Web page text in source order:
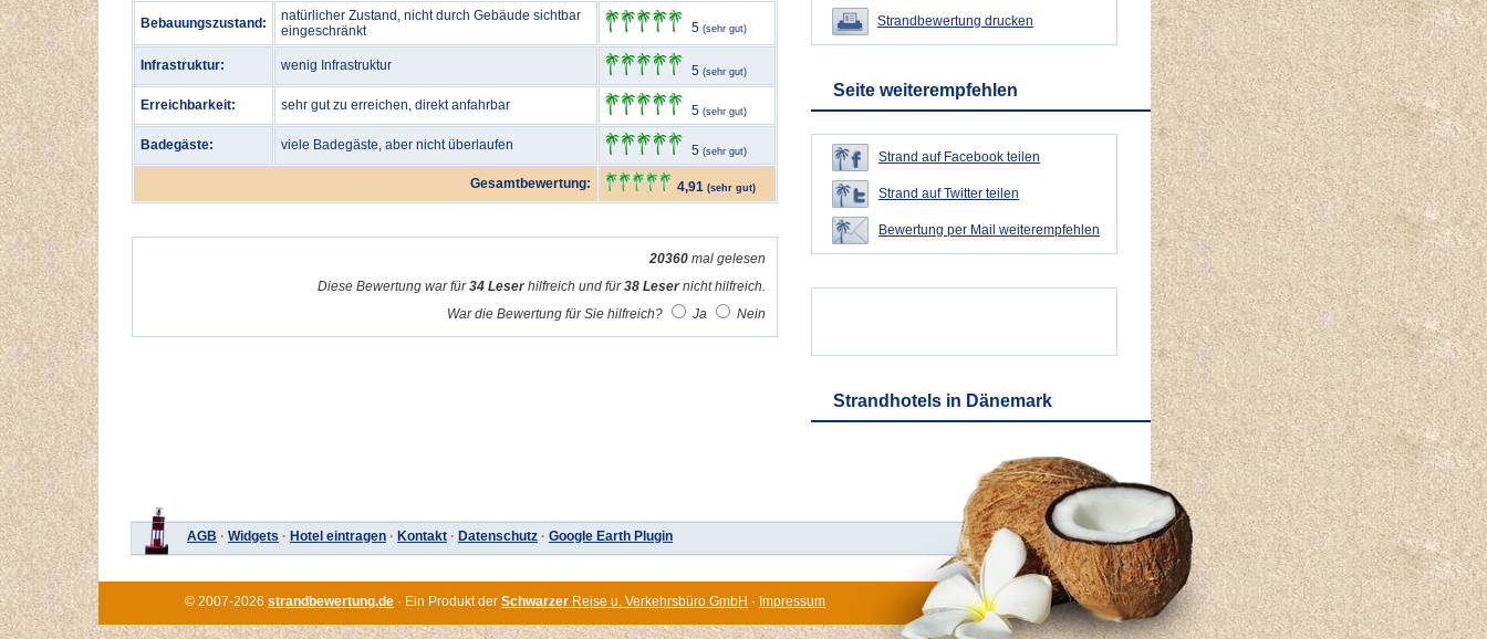
Bebauungszustand:
natürlicher Zustand, nicht durch Gebäude sichtbar
eingeschränkt
5 (sehr gut)
Infrastruktur: wenig Infrastruktur 5 (sehr gut)
Erreichbarkeit: sehr gut zu erreichen, direkt anfahrbar 5 (sehr gut)
Badegäste: viele Badegäste, aber nicht überlaufen 5 (sehr gut)
Gesamtbewertung: 4,91 (sehr gut)
20360 mal gelesen
Diese Bewertung war für34 Leserhilfreich und für38 Lesernicht hilfreich.
War die Bewertung für Sie hilfreich?
Ja Nein
Strandbewertung drucken
Seite weiterempfehlen
Strand auf Facebook teilen
Strand auf Twitter teilen
Bewertung per Mail weiterempfehlen
Strandhotels in Dänemark
AGB · Widgets · Hotel eintragen · Kontakt · Datenschutz · Google Earth Plugin
© 2007-2026 strandbewertung.de · Ein Produkt der Schwarzer Reise u. Verkehrsbüro GmbH · Impressum